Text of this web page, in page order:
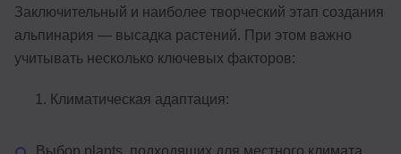
Заключительный и наиболее творческий этап создания
альпинария — высадка растений. При этом важно
учитывать несколько ключевых факторов:
Климатическая адаптация: